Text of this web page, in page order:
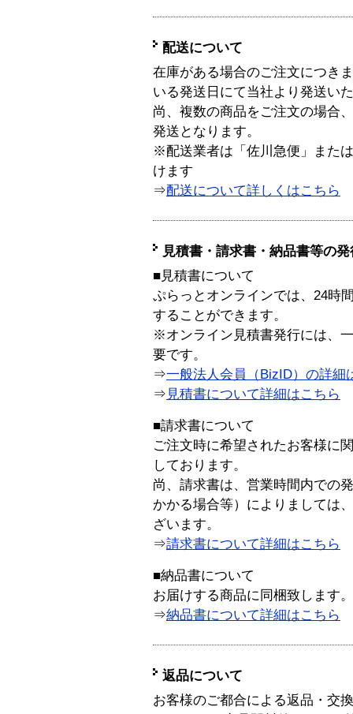
配送について
在庫がある場合のご注文につき
いる発送日にて当社より発送い
尚、複数の商品をご注文の場合
発送となります。
※配送業者は「佐川急便」また
けます
⇒配送について詳しくはこちら
見積書・請求書・納品書等の
■見積書について
ぷらっとオンラインでは、24時
することができます。
※オンライン見積書発行には、
要です。
⇒一般法人会員（BizID）の詳細
⇒ 見積書について詳細はこちら
■請求書について
ご注文時に希望されたお客様に
しております。
尚、請求書は、営業時間内での
かかる場合等）によりましては
ざいます。
⇒請求書について詳細はこちら
■納品書について
お届けする商品に同梱致します。
⇒納品書について詳細はこちら
返品について
お客様のご都合による返品・交